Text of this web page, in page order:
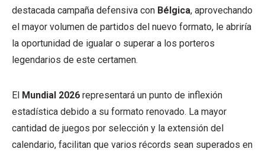
destacada campaña defensiva con Bélgica, aprovechando
el mayor volumen de partidos del nuevo formato, le abriría
la oportunidad de igualar o superar a los porteros
legendarios de este certamen.
El Mundial 2026 representará un punto de inflexión
estadística debido a su formato renovado. La mayor
cantidad de juegos por selección y la extensión del
calendario, facilitan que varios récords sean superados en